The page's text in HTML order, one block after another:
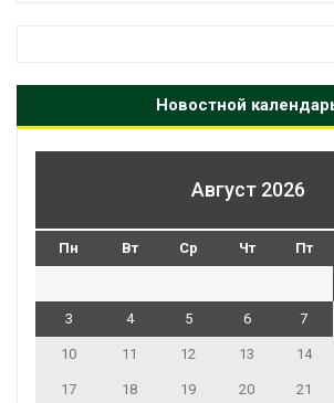
Новостной
Август 2026
Пн Вт Ср Чт Пт
3 4 5 6 7
10 11 12 13 14
17 18 19 20 21